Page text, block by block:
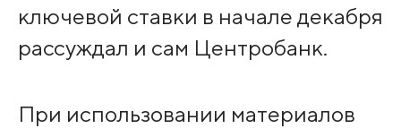
ключевой ставки в начале декабря
рассуждал и сам Центробанк.
При использовании материалов